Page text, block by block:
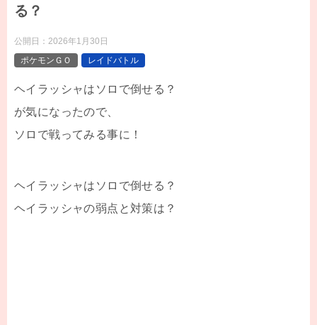
る？
公開日： 2026年1月30日
ポケモンＧＯ
レイドバトル
ヘイラッシャはソロで倒せる？
が気になったので、
ソロで戦ってみる事に！
ヘイラッシャはソロで倒せる？
ヘイラッシャの弱点と対策は？